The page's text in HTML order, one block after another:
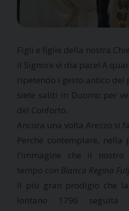
Figli e figlie della nostra
il Signore vi dia pace! A
ripetendo i gesto antico dei
siete saliti in Duomo per
del Conforto.
Ancora una volta Arezzo si
Perché contemplare, nella
l’immagine che il
tempo con Bianca Regina
Il più gran prodigio che
lontano 1796